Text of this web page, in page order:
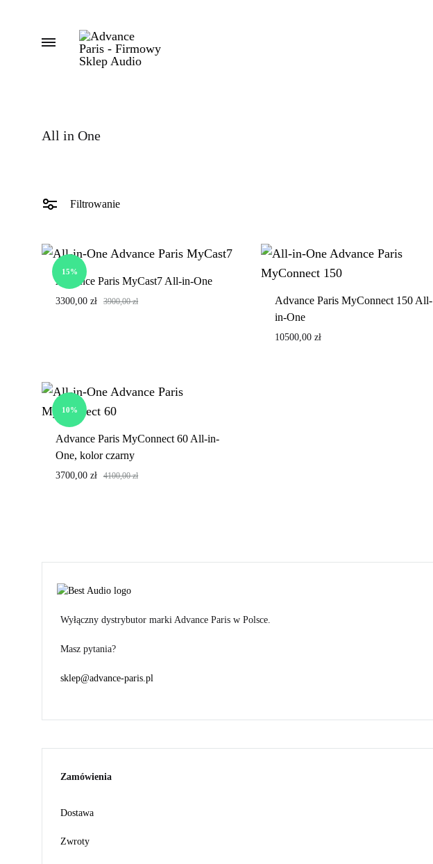
Menu
Advance
Sklep
Advance
audio
Nie
posłuchaj
muzyki.
Poznaj
z
Francji.
All in One
Filtrowanie
15%
Advance Paris MyCast7 All-in-One
3300,00 zł 3900,00zł
Advance Paris MyConnect 150 All-
in-One
10500,00 zł
10%
Advance Paris MyConnect 60 All-in-
One, kolor czarny
3700,00 zł 4100,00zł
Wyłączny dystrybutor marki Advance Paris w Polsce.
Masz pytania?
sklep@advance-paris.pl
Zamówienia
Dostawa
Zwroty